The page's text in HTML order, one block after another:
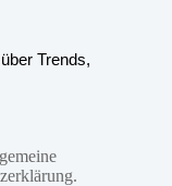
Trends,